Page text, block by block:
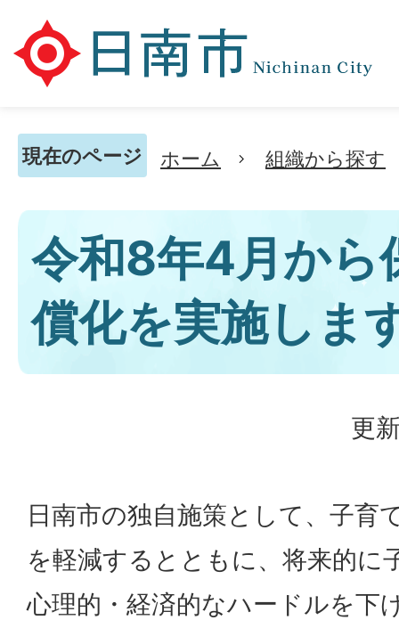
現在のページ ホーム 組織から探す
令和8年4月から
償化を実施しま
更
日南市の独自施策として、子育
を軽減するとともに、将来的に
心理的・経済的なハードルを下